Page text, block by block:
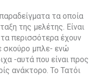
τα οποία
της μελέτης. Είναι
περισσότερα έχουν
σκούρο μπλε- ενώ
-αυτά που είναι προς
ανάκτορο. Το Τατόι